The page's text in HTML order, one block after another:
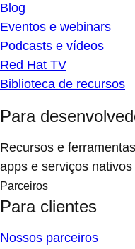
Blog
Eventos e webinars
Podcasts e vídeos
Red Hat TV
Biblioteca de recursos
Para
Recursos e
apps e serviços
Parceiros
Para clientes
Nossos parceiros